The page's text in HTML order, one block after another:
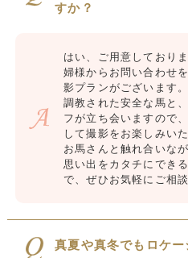
すか？
はい、ご用意しており
婦様からお問い合わせ
影プランがございます。
調教された安全な馬と
フが立ち会いますので
して撮影をお楽しみい
お馬さんと触れ合いな
思い出をカタチにでき
で、ぜひお気軽にご相談
真夏や真冬でもロケ